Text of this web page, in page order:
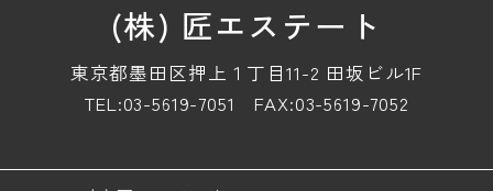
(株) 匠エステート
東京都墨田区押上１丁目11-2 田坂ビル1F
TEL:03-5619-7051 FAX:03-5619-7052